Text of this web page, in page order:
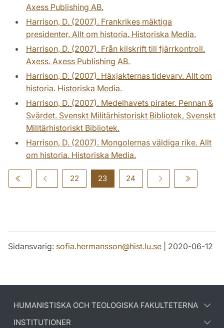
Axess Publishing AB.
Harrison, D. (2007). Frankrikes mäktiga
presidenter. Allt om historia. Historiska Media.
Harrison, D. (2007). Från kilskrift till fjärrkontroll.
Axess. Axess Publishing AB.
Harrison, D. (2007). Häxjakternas tidevarv. Allt om
historia. Historiska Media.
Harrison, D. (2007). Medelhavets pirater. Pennan &
Svärdet. Svenskt Militärhistoriskt Bibliotek, Svenskt
Militärhistoriskt Bibliotek.
Harrison, D. (2007). Mongolernas väldiga rike. Allt
om historia. Historiska Media.
22 23 24
Sidansvarig: sofia.hermansson@hist.lu.se | 2020-06-12
HUMANISTISKA OCH TEOLOGISKA FAKULTETERNA
INSTITUTIONER